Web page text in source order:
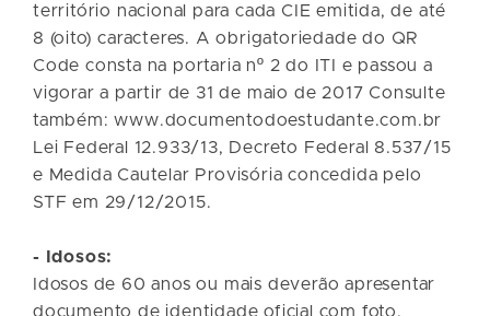
território nacional para cada CIE emitida, de até
8 (oito) caracteres. A obrigatoriedade do QR
Code consta na portaria nº 2 do ITI e passou a
vigorar a partir de 31 de maio de 2017 Consulte
também: www.documentodoestudante.com.br
Lei Federal 12.933/13, Decreto Federal 8.537/15
e Medida Cautelar Provisória concedida pelo
STF em 29/12/2015.
- Idosos:
Idosos de 60 anos ou mais deverão apresentar
documento de identidade oficial com foto.